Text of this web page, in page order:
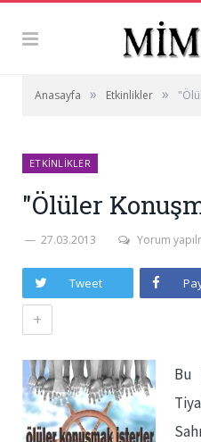
Anasayfa » Etkinlikler »
ETKINLIKLER
"Ölüler
27.03.2013 Yorum
Tweet
+
Bu